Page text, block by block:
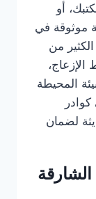
أو
موثوقة في
من
المحيطة
لضمان